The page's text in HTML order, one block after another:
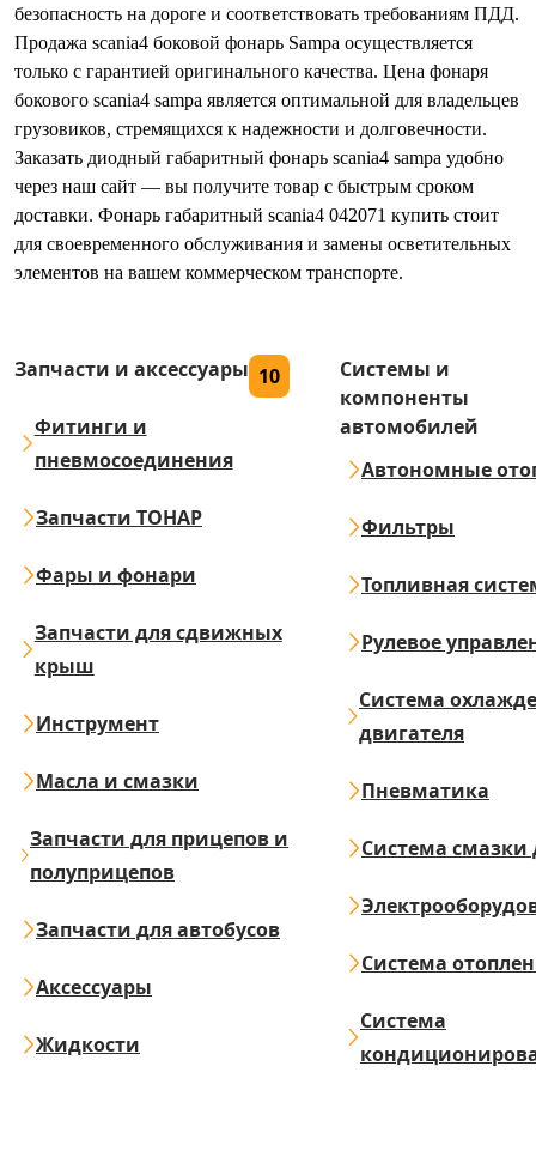
безопасность на дороге и соответствовать требованиям ПДД.
Продажа scania4 боковой фонарь Sampa осуществляется
только с гарантией оригинального качества. Цена фонаря
бокового scania4 sampa является оптимальной для владельцев
грузовиков, стремящихся к надежности и долговечности.
Заказать диодный габаритный фонарь scania4 sampa удобно
через наш сайт — вы получите товар с быстрым сроком
доставки. Фонарь габаритный scania4 042071 купить стоит
для своевременного обслуживания и замены осветительных
элементов на вашем коммерческом транспорте.
Запчасти и аксессуары 10
Фитинги и
пневмосоединения
Запчасти ТОНАР
Фары и фонари
Запчасти для сдвижных
крыш
Инструмент
Масла и смазки
Запчасти для прицепов и
полуприцепов
Запчасти для автобусов
Аксессуары
Жидкости
Системы и
компоненты
автомобилей
Автономные
Фильтры
Топливная
Рулевое
Система
двигателя
Пневматика
Система смазки
Система
Система